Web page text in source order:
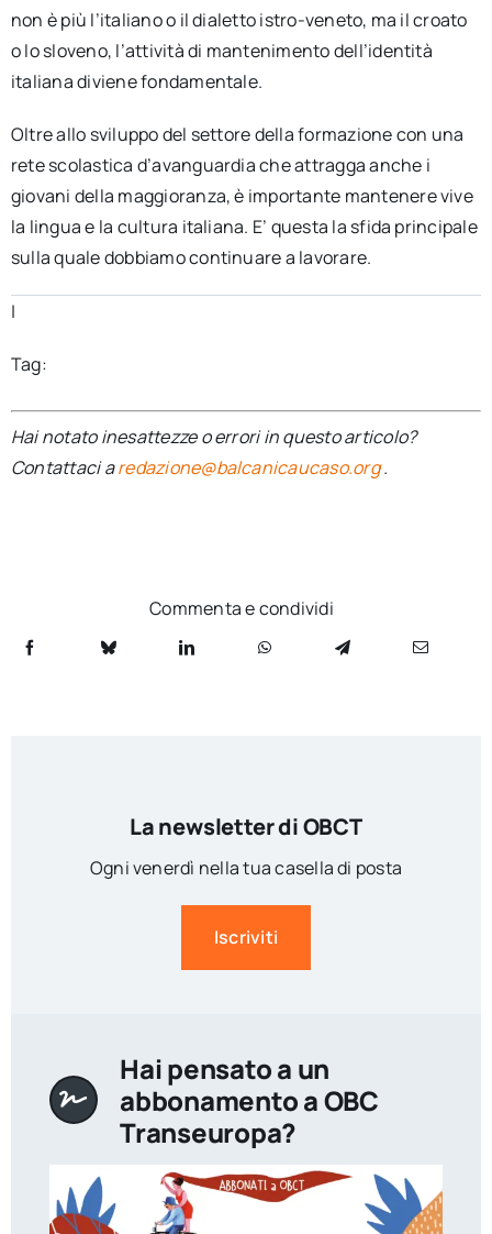
non è più l’italiano o il dialetto istro-veneto, ma il croato
o lo sloveno, l’attività di mantenimento dell’identità
italiana diviene fondamentale.
Oltre allo sviluppo del settore della formazione con una
rete scolastica d’avanguardia che attragga anche i
giovani della maggioranza, è importante mantenere vive
la lingua e la cultura italiana. E’ questa la sfida principale
sulla quale dobbiamo continuare a lavorare.
|
Tag:
Hai notato inesattezze o errori in questo articolo?
Contattaci aredazione@balcanicaucaso.org.
Commenta e condividi
La newsletter di OBCT
Ogni venerdì nella tua casella di posta
Iscriviti
Hai pensato a un
abbonamento a OBC
Transeuropa?